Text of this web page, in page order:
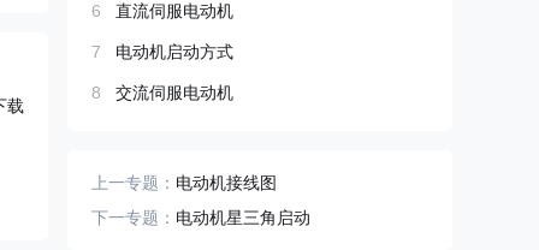
载
6 直流伺服电动机
7 电动机启动方式
8 交流伺服电动机
上一专题： 电动机接线图
下一专题： 电动机星三角启动